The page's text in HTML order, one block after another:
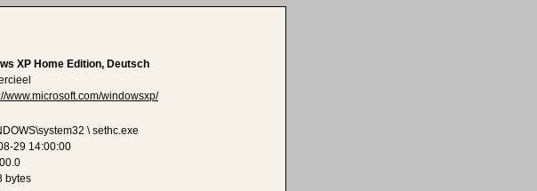
XP Home Edition, Deutsch
www.microsoft.com/windowsxp/
\ sethc.exe
29 14:00:00
bytes